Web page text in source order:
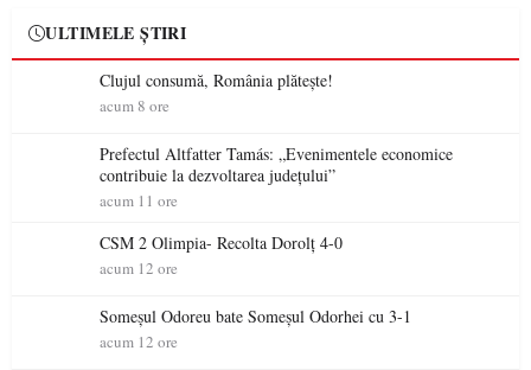
ULTIMELE ȘTIRI
Clujul consumă, România plătește!
acum 8 ore
Prefectul Altfatter Tamás: „Evenimentele economice
contribuie la dezvoltarea județului”
acum 11 ore
CSM 2 Olimpia- Recolta Dorolț 4-0
acum 12 ore
Someșul Odoreu bate Someșul Odorhei cu 3-1
acum 12 ore